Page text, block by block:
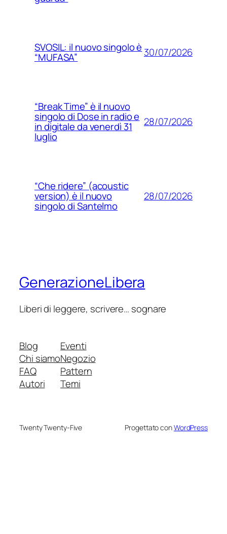
SVOSIL: il nuovo singolo è
“MUFASA” 30/07/2026
“Break Time” è il nuovo
singolo di Dose in radio e
in digitale da venerdì 31
luglio
28/07/2026
“Che ridere” (acoustic
version) è il nuovo
singolo di Santelmo
28/07/2026
GenerazioneLibera
Liberi di leggere, scrivere… sognare
Blog
Chi siamo
FAQ
Autori
Eventi
Negozio
Pattern
Temi
Twenty Twenty-Five Progettato conWordPress